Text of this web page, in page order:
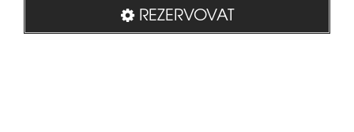
REZERVOVAT